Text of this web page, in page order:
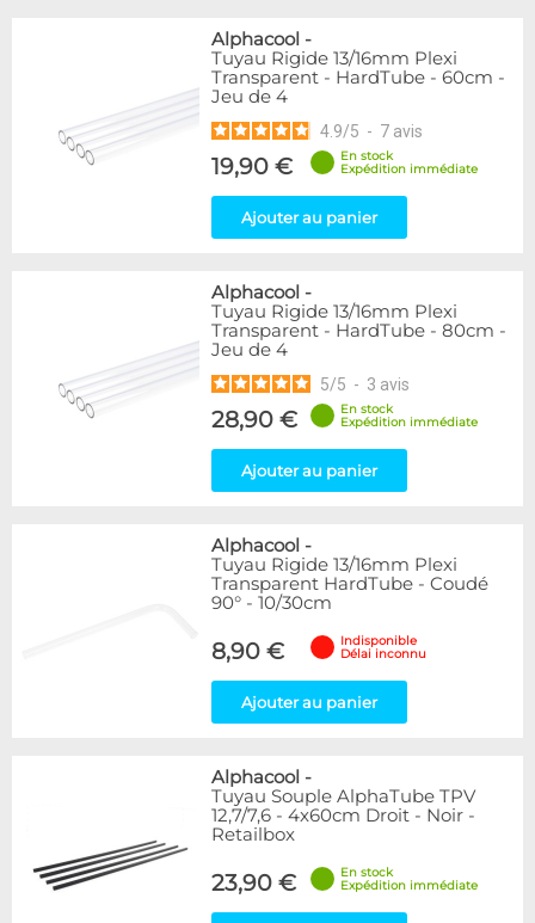
Alphacool -
Tuyau Rigide 13/16mm Plexi
Transparent - HardTube - 60cm -
Jeu de 4
4.9/5 - 7 avis
19,90 €
En stock
Expédition immédiate
Ajouter au panier
Alphacool -
Tuyau Rigide 13/16mm Plexi
Transparent - HardTube - 80cm -
Jeu de 4
5/5 - 3 avis
28,90 €
En stock
Expédition immédiate
Ajouter au panier
Alphacool -
Tuyau Rigide 13/16mm Plexi
Transparent HardTube - Coudé
90° - 10/30cm
8,90 €
Indisponible
Délai inconnu
Ajouter au panier
Alphacool -
Tuyau Souple AlphaTube TPV
12,7/7,6 - 4x60cm Droit - Noir -
Retailbox
23,90 €
En stock
Expédition immédiate